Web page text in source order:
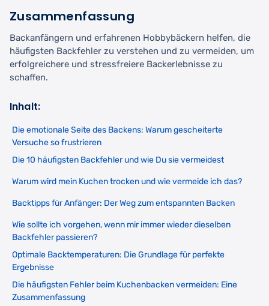
Zusammenfassung
Backanfängern und erfahrenen Hobbybäckern helfen, die
häufigsten Backfehler zu verstehen und zu vermeiden, um
erfolgreichere und stressfreiere Backerlebnisse zu
schaffen.
Inhalt:
Die emotionale Seite des Backens: Warum gescheiterte
Versuche so frustrieren
Die 10 häufigsten Backfehler und wie Du sie vermeidest
Warum wird mein Kuchen trocken und wie vermeide ich das?
Backtipps für Anfänger: Der Weg zum entspannten Backen
Wie sollte ich vorgehen, wenn mir immer wieder dieselben
Backfehler passieren?
Optimale Backtemperaturen: Die Grundlage für perfekte
Ergebnisse
Die häufigsten Fehler beim Kuchenbacken vermeiden: Eine
Zusammenfassung